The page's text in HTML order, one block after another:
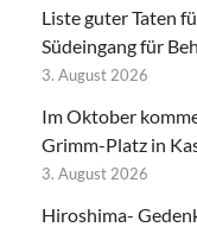
Liste guter Taten
Südeingang für
3. August 2026
Im Oktober
Grimm-Platz in
3. August 2026
Hiroshima-